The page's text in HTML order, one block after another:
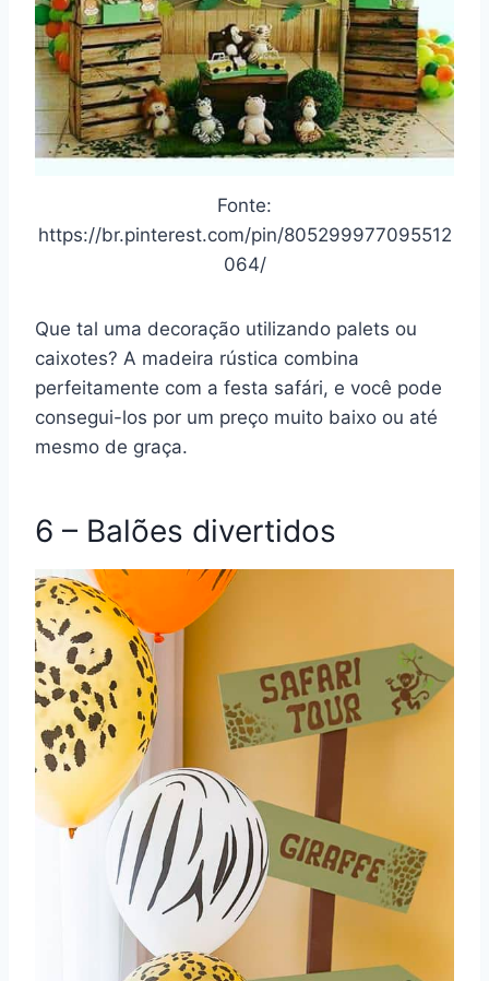
Fonte:
https://br.pinterest.com/pin/805299977095512
064/
Que tal uma decoração utilizando palets ou
caixotes? A madeira rústica combina
perfeitamente com a festa safári, e você pode
consegui-los por um preço muito baixo ou até
mesmo de graça.
6 – Balões divertidos